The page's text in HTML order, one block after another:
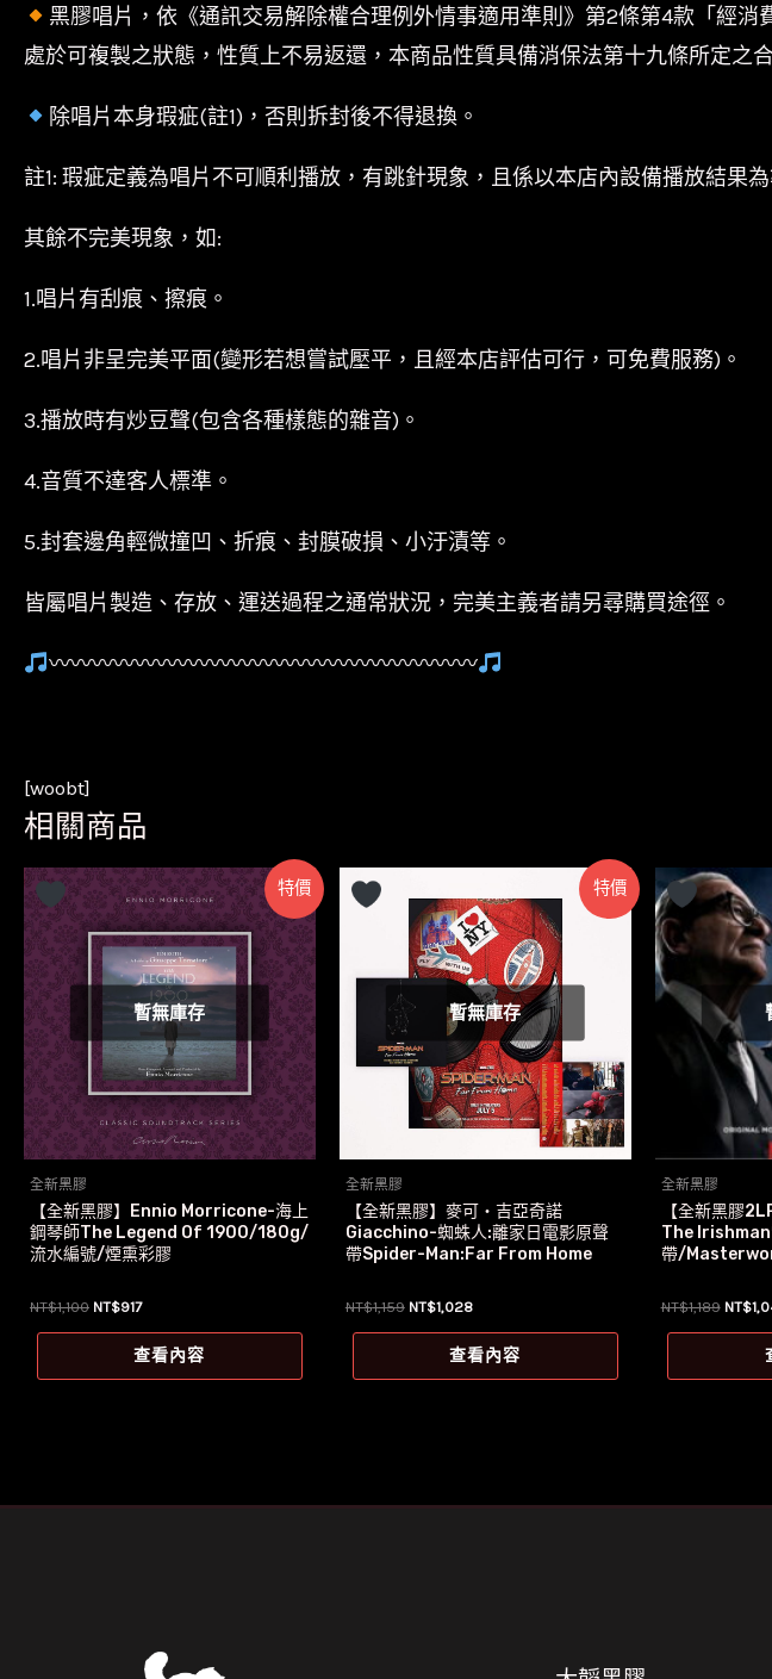
黑膠唱片，依《通訊交易解除權合理例外情事適用準則》第2條第4款「經
處於可複製之狀態，性質上不易返還，本商品性質具備消保法第十九條所定
除唱片本身瑕疵(註1)，否則拆封後不得退換。
註1: 瑕疵定義為唱片不可順利播放，有跳針現象，且係以本店內設備播放結果為
其餘不完美現象，如:
1.唱片有刮痕、擦痕。
2.唱片非呈完美平面(變形若想嘗試壓平，且經本店評估可行，可免費服務)。
3.播放時有炒豆聲(包含各種樣態的雜音)。
4.音質不達客人標準。
5.封套邊角輕微撞凹、折痕、封膜破損、小汙漬等。
皆屬唱片製造、存放、運送過程之通常狀況，完美主義者請另尋購買途徑。
〰〰〰〰〰〰〰〰〰〰〰〰〰〰〰〰〰〰〰〰
[woobt]
相關商品
特價
暫無庫存
全新黑膠
【全新黑膠】Ennio Morricone-海上
鋼琴師The Legend Of 1900/180g/
流水編號/煙熏彩膠
NT$1,100 原
NT$1,100。
NT$917目
價
格：
NT$917。
查看內容
特價
暫無庫存
全新黑膠
【全新黑膠】麥可‧吉亞奇諾
Giacchino-蜘蛛人:離家日電影原聲
帶Spider-Man:Far From Home
NT$1,159 原
NT$1,159。
NT$1,028目
價
格：
NT$1,028。
查看內容
全新黑膠
【全新黑膠
The Irishman
帶/
NT$1,189 原
NT$